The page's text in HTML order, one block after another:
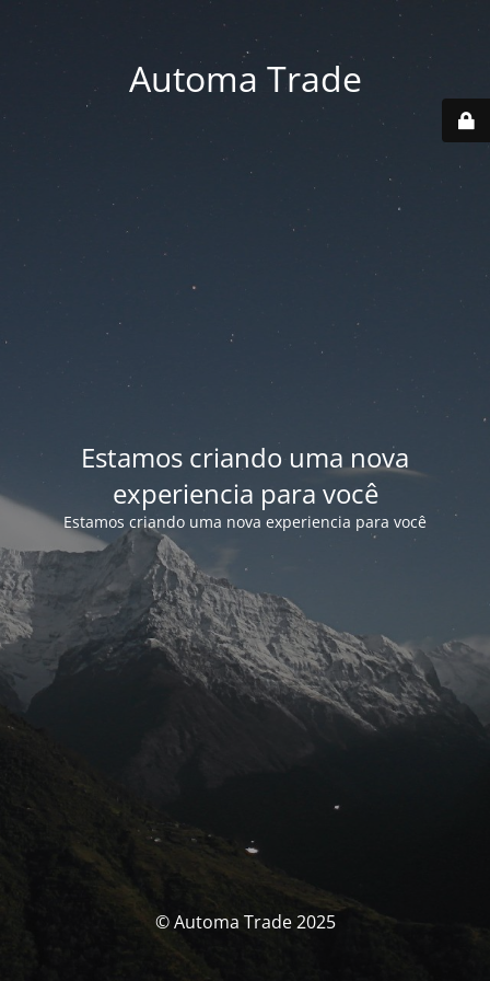
Automa Trade
Estamos criando uma nova
experiencia para você
Estamos criando uma nova experiencia para você
© Automa Trade 2025